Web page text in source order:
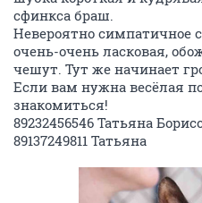
сфинкса браш.
Невероятно симпатичное
очень-очень ласковая,
чешут. Тут же начинает
Если вам нужна весёлая
знакомиться!
89232456546 Татьяна
89137249811 Татьяна